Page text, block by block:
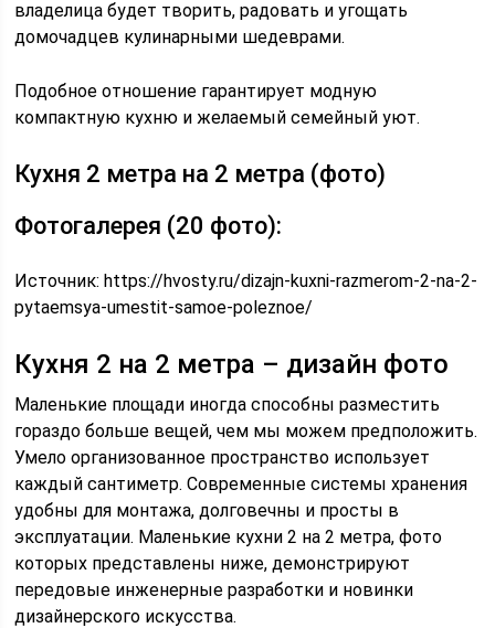
владелица будет творить, радовать и угощать
домочадцев кулинарными шедеврами.
Подобное отношение гарантирует модную
компактную кухню и желаемый семейный уют.
Кухня 2 метра на 2 метра (фото)
Фотогалерея (20 фото):
Источник:https://hvosty.ru/dizajn-kuxni-razmerom-2-na-2-
pytaemsya-umestit-samoe-poleznoe/
Кухня 2 на 2 метра – дизайн фото
Маленькие площади иногда способны разместить
гораздо больше вещей, чем мы можем предположить.
Умело организованное пространство использует
каждый сантиметр. Современные системы хранения
удобны для монтажа, долговечны и просты в
эксплуатации. Маленькие кухни 2 на 2 метра, фото
которых представлены ниже, демонстрируют
передовые инженерные разработки и новинки
дизайнерского искусства.